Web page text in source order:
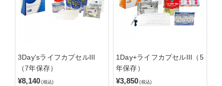
3Day'sライフカプセルIII
（7年保存）
¥8,140 (税込)
1Day+ライフカプセルIII（5
年保存）
¥3,850 (税込)